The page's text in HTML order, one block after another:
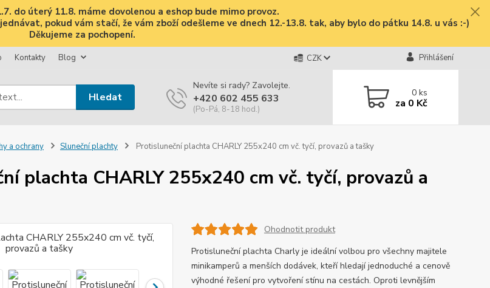
do úterý 11.8. máme dovolenou a eshop bude mimo provoz.
pokud vám stačí, že vám zboží odešleme ve dnech 12.-13.8. tak, aby bylo do pátku 14.8. u vás :-)
Děkujeme za pochopení.
Kontakty Blog CZK Přihlášení
Hledat
Nevíte si rady? Zavolejte.
+420 602 455 633
(Po-Pá, 8-18 hod.)
0ks
za 0 Kč
a ochrany Sluneční plachty Protisluneční plachta CHARLY 255x240 cm vč. tyčí, provazů a tašky
plachta CHARLY 255x240 cm vč. tyčí, provazů a
Ohodnotit produkt
Protisluneční plachta Charly je ideální volbou pro všechny majitele
minikamperů a menších dodávek, kteří hledají jednoduché a cenově
výhodné řešení pro vytvoření stínu na cestách. Oproti levnějším